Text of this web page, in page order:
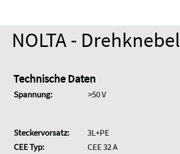
NOLTA - Drehknebel
Technische Daten
Spannung:
Steckervorsatz:
CEE Typ:
>50 V
3L+PE
CEE 32 A